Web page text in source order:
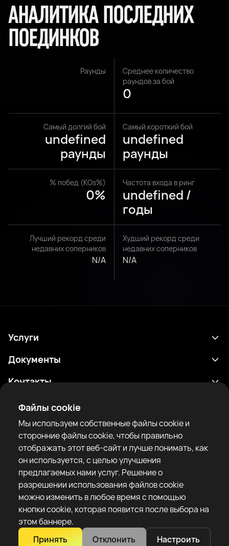
Файлы cookie
Мы используем собственные файлы cookie и
сторонние файлы cookie, чтобы правильно
отображать этот веб-сайт и лучше понимать, как
он используется, с целью улучшения
предлагаемых нами услуг. Решение о
разрешении использования файлов cookie
можно изменить в любое время с помощью
кнопки cookie, которая появится после выбора на
этом баннере.
Принять
Отклонить Настроить
АНАЛИТИКА ПОСЛЕДНИХ
ПОЕДИНКОВ
Раунды
Среднее количество
раундов за бой
0
Самый долгий бой
undefined
раунды
Самый короткий бой
undefined
раунды
% побед (KOs%)
0%
Частота входа в ринг
undefined /
годы
Лучший рекорд среди
недавних соперников
N/A
Худший рекорд среди
недавних соперников
N/A
RTF United service limited
6 Burrows court, Liverpool, United Kingdom
Услуги
Расписание
Боксеры
Рейтинги
Новости
Статьи
Sparring Finder
Документы
Политика конфиденциальности
Уведомление о рисках
Правила сообщества
Контакты
support@rtfight.com
Приложения